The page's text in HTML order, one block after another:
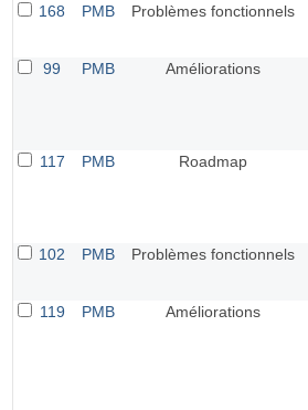
168
PMB Problèmes fonctionnels
99
PMB Améliorations
117
PMB Roadmap
102
PMB Problèmes fonctionnels
119
PMB Améliorations